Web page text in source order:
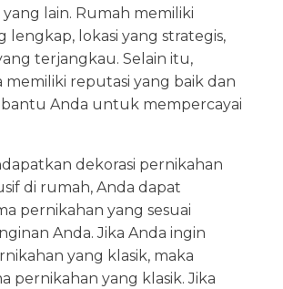
lain. Rumah memiliki
lengkap, lokasi yang strategis,
terjangkau. Selain itu,
reputasi yang baik dan
Anda untuk mempercayai
dekorasi pernikahan
di rumah, Anda dapat
pernikahan yang sesuai
Anda. Jika Anda ingin
yang klasik, maka
pernikahan yang klasik. Jika